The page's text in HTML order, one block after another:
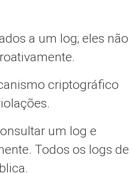
a um log; eles não
criptográfico
um log e
Todos os logs de